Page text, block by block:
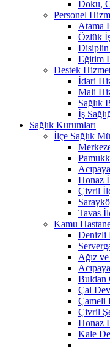
Doku,
Personel
Atama
Özlük
Eğitim
Destek
İdari
Mali
Sağlık
İş
Sağlık Kurumları
İlçe Sağlık
Honaz
Çivril
Tavas
Kamu
Denizli
Ağız
Buldan
Çal
Çameli
Çivril
Honaz
Kale